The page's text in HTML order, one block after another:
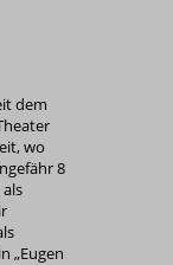
dem
wo
8
„Eugen